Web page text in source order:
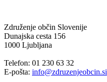
Združenje občin Slovenije
Dunajska cesta 156
1000 Ljubljana
Telefon: 01 230 63 32
E-pošta: info@zdruzenjeobcin.si